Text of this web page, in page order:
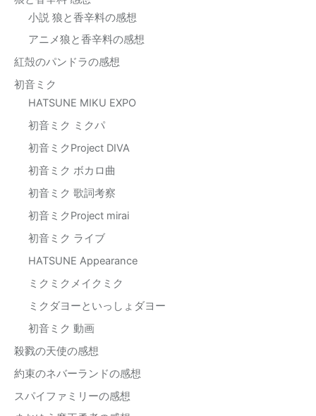
小説 狼と香辛料の感想
アニメ狼と香辛料の感想
紅殻のパンドラの感想
初音ミク
HATSUNE MIKU EXPO
初音ミク ミクパ
初音ミクProject DIVA
初音ミク ボカロ曲
初音ミク 歌詞考察
初音ミクProject mirai
初音ミク ライブ
HATSUNE Appearance
ミクミクメイクミク
ミクダヨーといっしょダヨー
初音ミク 動画
殺戮の天使の感想
約束のネバーランドの感想
スパイファミリーの感想